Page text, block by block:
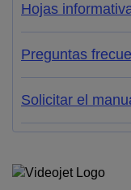
Hojas
Preguntas
Solicitar el